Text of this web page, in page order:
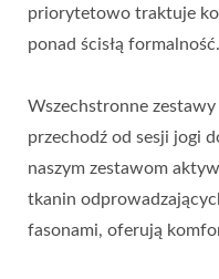
priorytetowo traktuje
ponad ścisłą formalność.
Wszechstronne
przechodź od sesji jogi
naszym zestawom
tkanin
fasonami, oferują